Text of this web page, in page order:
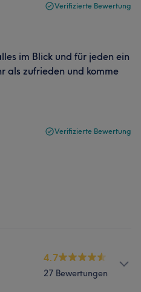
Verifizierte Bewertung
im Blick und für jeden ein
als zufrieden und komme
Verifizierte Bewertung
4.7
27 Bewertungen